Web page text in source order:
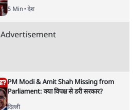
5 Min• देश
Advertisement
PM Modi & Amit Shah Missing from
Parliament: क्या विपक्ष से डरी सरकार?
दिल्ली